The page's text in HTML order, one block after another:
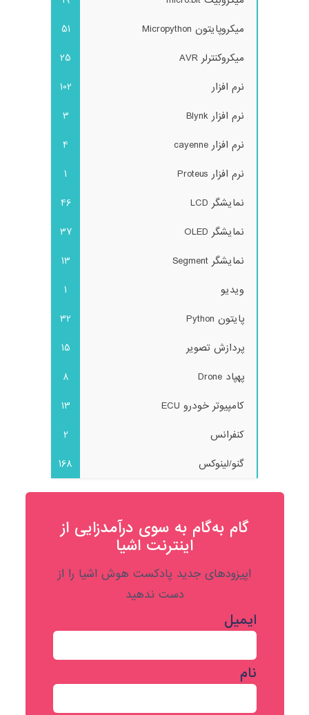
میکروپایتون Micropython
51
میکروکنترلر AVR
25
نرم افزار
102
نرم افزار Blynk
3
نرم افزار cayenne
4
نرم افزار Proteus
1
نمایشگر LCD
46
نمایشگر OLED
37
نمایشگر Segment
13
ویدیو
1
پایتون Python
32
پردازش تصویر
15
پهپاد Drone
8
کامپیوتر خودرو ECU
13
کنفرانس
2
گنو/لینوکس
168
گام به‌گام به‌ سوی درآمدزایی از
اینترنت اشیا
اپیزودهای جدید پادکست هوش اشیا را از
دست ندهید
ایمیل
نام